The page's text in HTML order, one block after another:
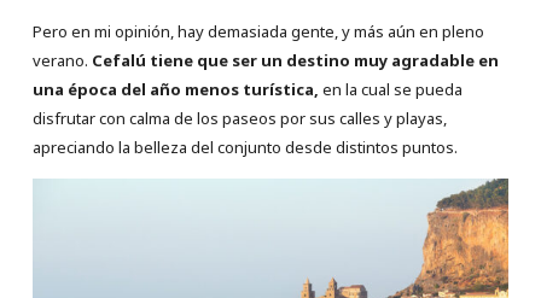
Pero en mi opinión, hay demasiada gente, y más aún en pleno
verano. Cefalú tiene que ser un destino muy agradable en
una época del año menos turística, en la cual se pueda
disfrutar con calma de los paseos por sus calles y playas,
apreciando la belleza del conjunto desde distintos puntos.